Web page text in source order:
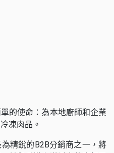
的使命：為本地廚師和企業
凍肉品。
精銳的B2B分銷商之一，將